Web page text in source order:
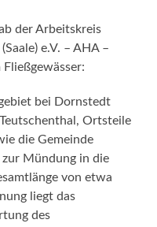
der Arbeitskreis
e.V. – AHA –
bei Dornstedt
Ortsteile
die Gemeinde
Mündung in die
von etwa
liegt das
des